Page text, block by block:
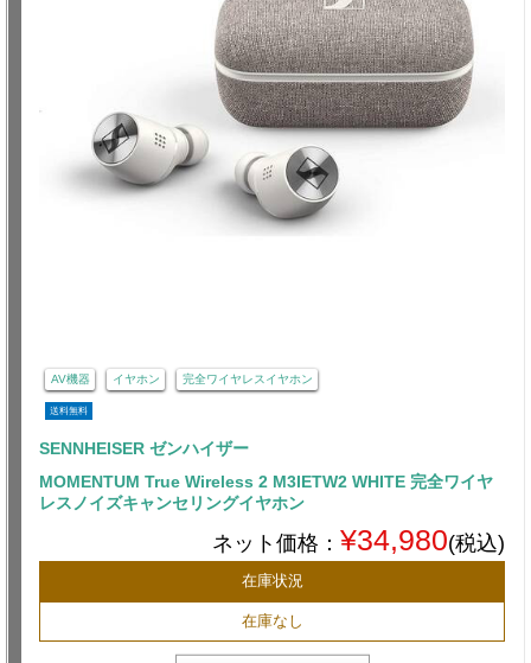
AV機器 イヤホン 完全ワイヤレスイヤホン
送料無料
SENNHEISER ゼンハイザー
MOMENTUM True Wireless 2 M3IETW2 WHITE 完全ワイヤ
レスノイズキャンセリングイヤホン
ネット価格： ¥34,980(税込)
在庫状況
在庫なし